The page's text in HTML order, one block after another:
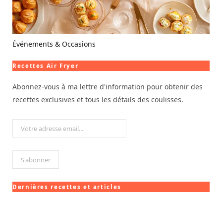
Événements & Occasions
Recettes Air Fryer
Abonnez-vous à ma lettre d'information pour obtenir des
recettes exclusives et tous les détails des coulisses.
Dernières recettes et articles